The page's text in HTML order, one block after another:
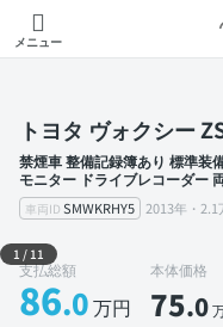
メニュー
トヨタ ヴォクシー
禁煙車 整備記録簿あり 標準装
モニター ドライブレコーダー
車両ID SMWKRHY5 2013年・
外装 左前
1 /11
支払総額
86.0万円
本体価格
75.0